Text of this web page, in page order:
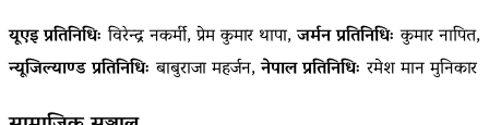
यूएइ प्रतिनिधिः विरेन्द्र नकर्मी, प्रेम कुमार थापा,जर्मन प्रतिनिधिः कुमार नापित,
न्यूजिल्याण्ड प्रतिनिधिः बाबुराजा महर्जन,नेपाल प्रतिनिधिः रमेश मान मुनिकार